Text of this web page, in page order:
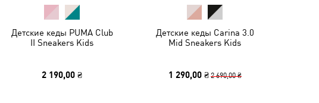
Детские кеды PUMA Club
II Sneakers Kids
2 190,00 ₴
Детские кеды Carina 3.0
Mid Sneakers Kids
1 290,00 ₴ 2 690,00 ₴